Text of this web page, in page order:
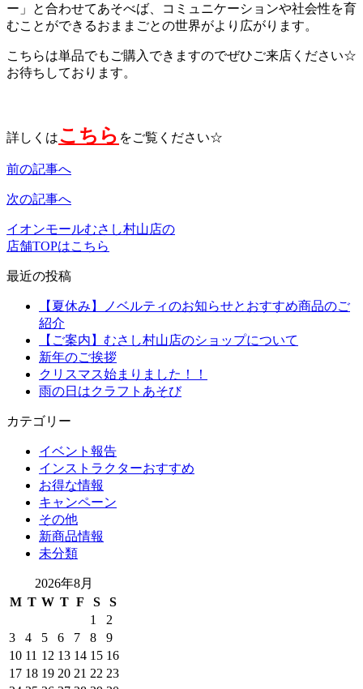
ー」と合わせてあそべば、コミュニケーションや社会性を育
むことができるおままごとの世界がより広がります。
こちらは単品でもご購入できますのでぜひご来店ください☆
お待ちしております。
詳しくはこちら をご覧ください☆
前の記事へ
次の記事へ
イオンモールむさし村山店の
店舗TOPはこちら
最近の投稿
【夏休み】ノベルティのお知らせとおすすめ商品のご
紹介
【ご案内】むさし村山店のショップについて
新年のご挨拶
クリスマス始まりました！！
雨の日はクラフトあそび
カテゴリー
イベント報告
インストラクターおすすめ
お得な情報
キャンペーン
その他
新商品情報
未分類
2026年8月
M T W T F S
S
1
2
3
4 5 6 7 8
9
10 11 12 13 14 15 16
17 18 19 20 21 22 23